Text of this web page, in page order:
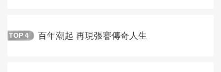
TOP 4 百年潮起 再現張謇傳奇人生